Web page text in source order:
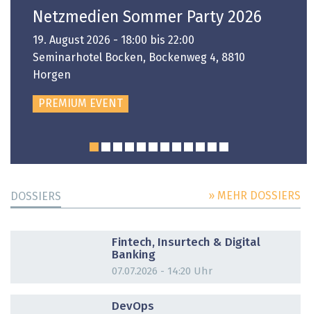
Netzmedien Sommer Party 2026
19. August 2026 - 18:00 bis 22:00
Seminarhotel Bocken, Bockenweg 4, 8810
Horgen
PREMIUM EVENT
DOSSIERS » MEHR DOSSIERS
Fintech, Insurtech & Digital
Banking
07.07.2026 - 14:20 Uhr
DevOps